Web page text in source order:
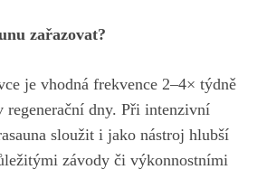
zařazovat?
je vhodná frekvence 2–4× týdně
regenerační dny. Při intenzivní
sloužit i jako nástroj hlubší
závody či výkonnostními